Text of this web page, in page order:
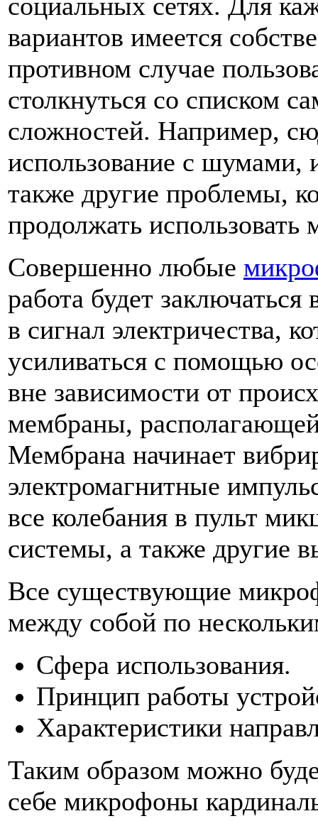
социальных сетях. Для
вариантов имеется
противном случае
столкнуться со списком
сложностей. Например,
использование с шумами,
также другие проблемы,
продолжать использовать
Совершенно любые
работа будет
в сигнал электричества,
усиливаться с помощью
вне зависимости от
мембраны,
Мембрана начинает
электромагнитные
все колебания в пульт
системы, а также другие
Все существующие
между собой по
Сфера использования.
Принцип работы
Характеристики
Таким образом можно
себе микрофоны